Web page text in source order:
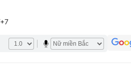
Tuyển sinh